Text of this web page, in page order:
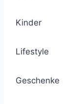
Kinder
Lifestyle
Geschenke